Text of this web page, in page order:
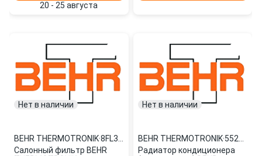
20 - 25 августа
Нет в наличии
BEHR THERMOTRONIK·
Салонный фильтр BEHR
Нет в наличии
BEHR THERMOTRONIK·
Радиатор кондиционера